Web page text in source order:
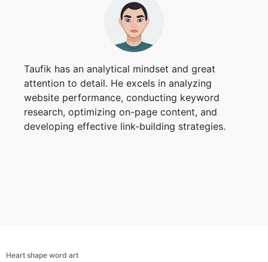
Taufik has an analytical mindset and great
attention to detail. He excels in analyzing
website performance, conducting keyword
research, optimizing on-page content, and
developing effective link-building strategies.
Heart shape word art